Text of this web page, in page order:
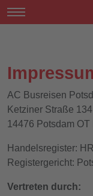
AC Busreisen
Ketziner Straße 134
14476 Potsdam OT
Handelsregister:
Registergericht:
Vertreten durch: